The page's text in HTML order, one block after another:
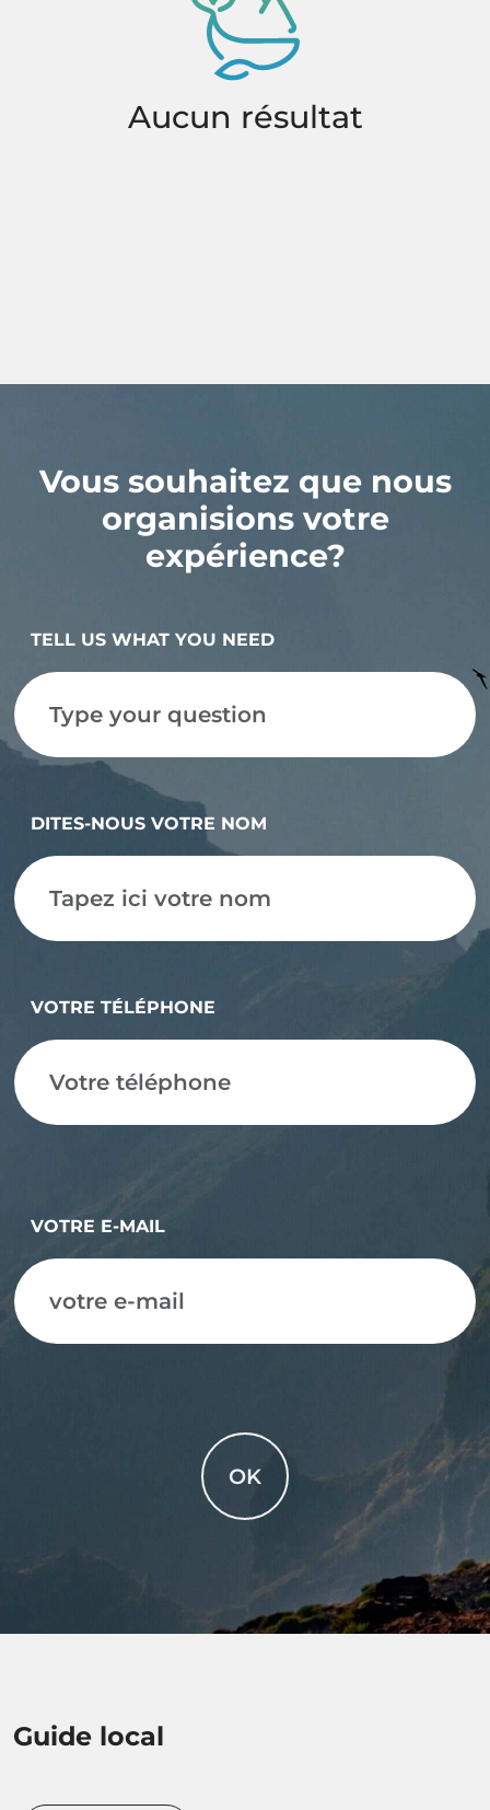
Aucun résultat
Vous souhaitez que nous
organisions votre
expérience?
TELL US WHAT YOU NEED
DITES-NOUS VOTRE NOM
VOTRE TÉLÉPHONE
VOTRE E-MAIL
OK
Guide local